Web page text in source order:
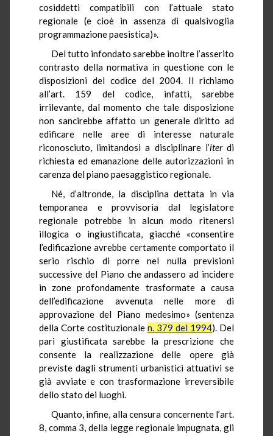
cosiddetti compatibili con l’attuale stato
regionale (e cioè in assenza di qualsivoglia
programmazione paesistica)».
Del tutto infondato sarebbe inoltre l’asserito
contrasto della normativa in questione con le
disposizioni del codice del 2004. Il richiamo
all’art. 159 del codice, infatti, sarebbe
irrilevante, dal momento che tale disposizione
non sancirebbe affatto un generale diritto ad
edificare nelle aree di interesse naturale
riconosciuto, limitandosi a disciplinare l’iterdi
richiesta ed emanazione delle autorizzazioni in
carenza del piano paesaggistico regionale.
Né, d’altronde, la disciplina dettata in via
temporanea e provvisoria dal legislatore
regionale potrebbe in alcun modo ritenersi
illogica o ingiustificata, giacché «consentire
l’edificazione avrebbe certamente comportato il
serio rischio di porre nel nulla previsioni
successive del Piano che andassero ad incidere
in zone profondamente trasformate a causa
dell’edificazione avvenuta nelle more di
approvazione del Piano medesimo» (sentenza
della Corte costituzionale n. 379 del 1994). Del
pari giustificata sarebbe la prescrizione che
consente la realizzazione delle opere già
previste dagli strumenti urbanistici attuativi se
già avviate e con trasformazione irreversibile
dello stato dei luoghi.
Quanto, infine, alla censura concernente l’art.
8, comma 3, della legge regionale impugnata, gli